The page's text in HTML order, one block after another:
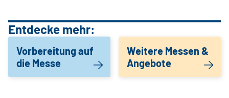
Entdecke mehr:
Vorbereitung auf
die Messe
Weitere Messen &
Angebote